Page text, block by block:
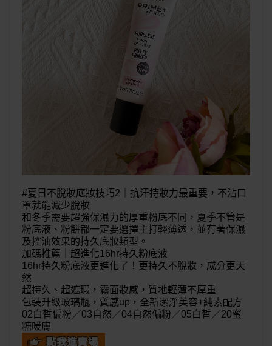
#夏日不脫妝底妝技巧2｜抗汗持妝力最重要，不沾口
罩就能減少脫妝
和冬季需要超強保濕力的厚重粉底不同，夏季不管是
粉底液、粉餅都一定要選擇主打輕薄透，並有著保濕
及控油效果的持久底妝類型。
加碼推薦｜ 超進化16hr持久粉底液
16hr持久粉底液更進化了！更持久不脫妝，成分更天
然
超持久、超遮瑕，霧面妝感，質地輕薄不厚重
包裝升級玻璃瓶，質感up，全新潔淨美容+純素配方
02白皙偏粉／03自然／04自然偏粉／05白皙／20蜜
糖暖膚